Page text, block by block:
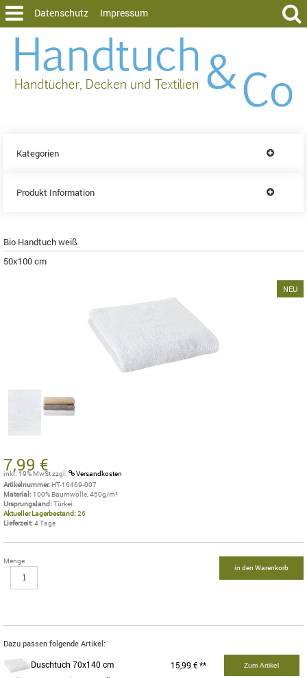
Datenschutz Impressum
Kategorien
Produkt Information
Bio Handtuch weiß
50x100 cm
NEU
7,99 €
inkl. 19% MwStzzgl.
Versandkosten
Artikelnummer: HT-16469-007
Material: 100% Baumwolle, 450g/m²
Ursprungsland: Türkei
Aktueller Lagerbestand:26
Lieferzeit: 4 Tage
Menge
in den Warenkorb
Dazu passen folgende Artikel:
Duschtuch 70x140 cm 15,99 € ** Zum Artikel